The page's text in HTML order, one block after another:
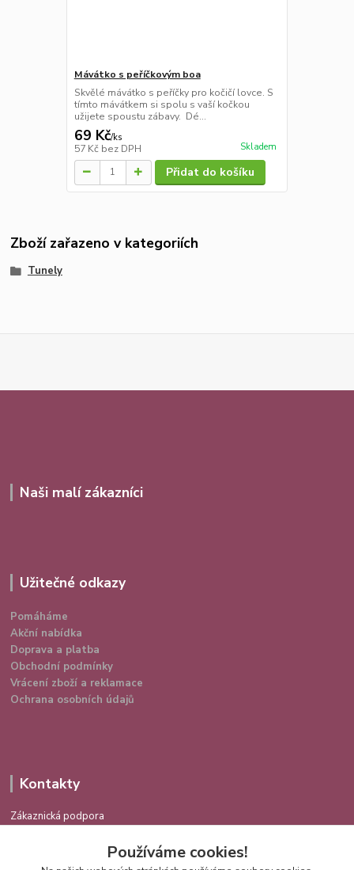
Mávátko s peříčkovým boa
Skvělé mávátko s peříčky pro kočičí lovce. S
tímto mávátkem si spolu s vaší kočkou
užijete spoustu zábavy. Dé...
69 Kč/ks
57 Kč bez DPH Skladem
Přidat do košíku
Zboží zařazeno v kategoriích
Tunely
Naši malí zákazníci
Užitečné odkazy
Pomáháme
Akční nabídka
Doprava a platba
Obchodní podmínky
Vrácení zboží a reklamace
Ochrana osobních údajů
Kontakty
Zákaznická podpora
Používáme cookies!